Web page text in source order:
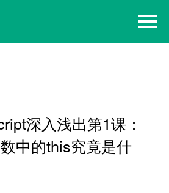
深入浅出第1课：
中的this究竟是什